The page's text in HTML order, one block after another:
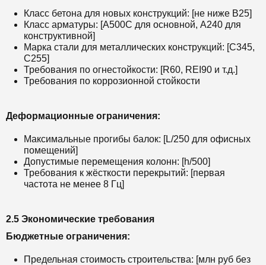
Класс бетона для новых конструкций: [не ниже B25]
Класс арматуры: [A500C для основной, A240 для
конструктивной]
Марка стали для металлических конструкций: [С345,
С255]
Требования по огнестойкости: [R60, REI90 и т.д.]
Требования по коррозионной стойкости
Деформационные ограничения:
Максимальные прогибы балок: [L/250 для офисных
помещений]
Допустимые перемещения колонн: [h/500]
Требования к жёсткости перекрытий: [первая
частота не менее 8 Гц]
2.5 Экономические требования
Бюджетные ограничения:
Предельная стоимость строительства: [млн руб без